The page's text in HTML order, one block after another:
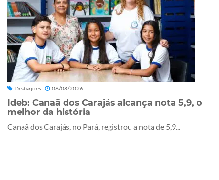
Destaques 06/08/2026
Ideb: Canaã dos Carajás alcança nota 5,9, o
melhor da história
Canaã dos Carajás, no Pará, registrou a nota de 5,9...